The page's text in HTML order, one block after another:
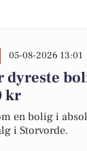
05-08-2026 13:01
dyreste
kr
en bolig i
i Storvorde.